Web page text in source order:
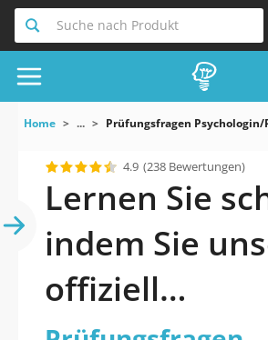
Suche nach Produkt
Home ... Prüfungsfragen
4.9 (238 Bewertungen)
Lernen Sie
indem Sie
offiziell